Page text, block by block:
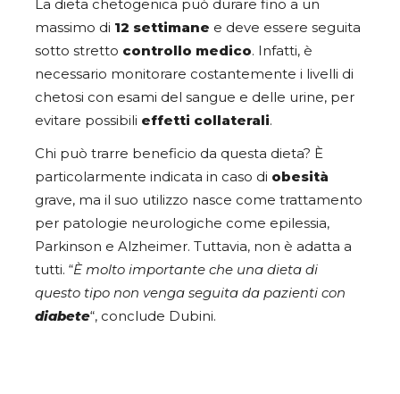
La dieta chetogenica può durare fino a un
massimo di 12 settimane e deve essere seguita
sotto stretto controllo medico. Infatti, è
necessario monitorare costantemente i livelli di
chetosi con esami del sangue e delle urine, per
evitare possibili effetti collaterali.
Chi può trarre beneficio da questa dieta? È
particolarmente indicata in caso di obesità
grave, ma il suo utilizzo nasce come trattamento
per patologie neurologiche come epilessia,
Parkinson e Alzheimer. Tuttavia, non è adatta a
tutti. “È molto importante che una dieta di
questo tipo non venga seguita da pazienti con
diabete“, conclude Dubini.